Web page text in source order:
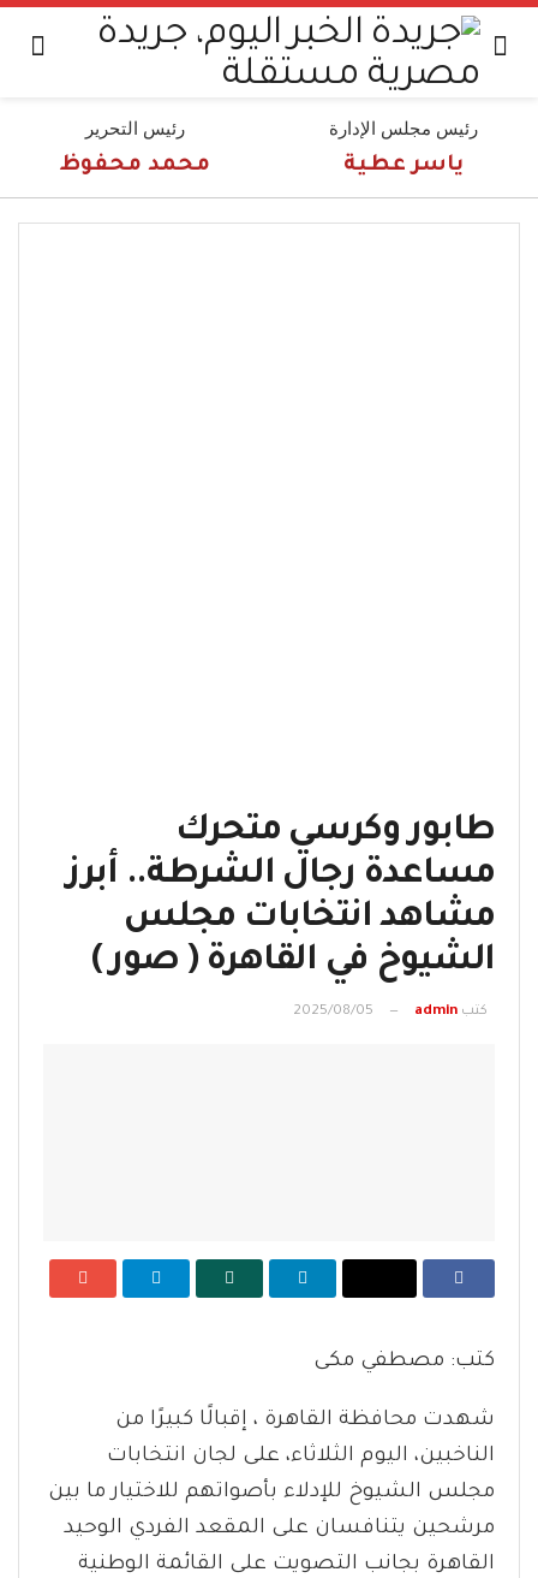
رئيس مجلس الإدارة
ياسر عطية
رئيس التحرير
محمد محفوظ
طابور وكرسي متحرك
مساعدة رجال الشرطة.. أبرز
مشاهد انتخابات مجلس
الشيوخ في القاهرة ( صور )
كتب admin
2025/08/05
كتب: مصطفي مكى
شهدت محافظة القاهرة ، إقبالًا كبيرًا من
الناخبين، اليوم الثلاثاء، على لجان انتخابات
مجلس الشيوخ للإدلاء بأصواتهم للاختيار ما بين
مرشحين يتنافسان على المقعد الفردي الوحيد
القاهرة بجانب التصويت على القائمة الوطنية